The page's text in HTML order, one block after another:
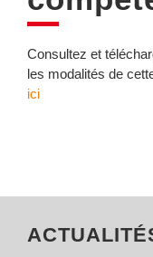
Consultez et
les modalités de
ici